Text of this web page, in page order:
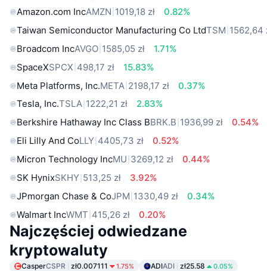
Amazon.com IncAMZN 1019,18 zł
0.82%
Taiwan Semiconductor Manufacturing Co LtdTSM 1562,64
Broadcom IncAVGO 1585,05 zł
1.71%
SpaceXSPCX 498,17 zł
15.83%
Meta Platforms, Inc.META 2198,17 zł
0.37%
Tesla, Inc.TSLA 1222,21 zł
2.83%
Berkshire Hathaway Inc Class BBRK.B 1936,99 zł
0.54%
Eli Lilly And CoLLY 4405,73 zł
0.52%
Micron Technology IncMU 3269,12 zł
0.44%
SK HynixSKHY 513,25 zł
3.92%
JPmorgan Chase & CoJPM 1330,49 zł
0.34%
Walmart IncWMT 415,26 zł 0.20%
Najczęściej odwiedzane
kryptowaluty
CasperCSPR zł0.007111 1.75% ADIADI zł25.58 0.05%